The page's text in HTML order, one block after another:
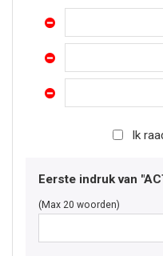
Ik
Eerste indruk van
(Max 20 woorden)